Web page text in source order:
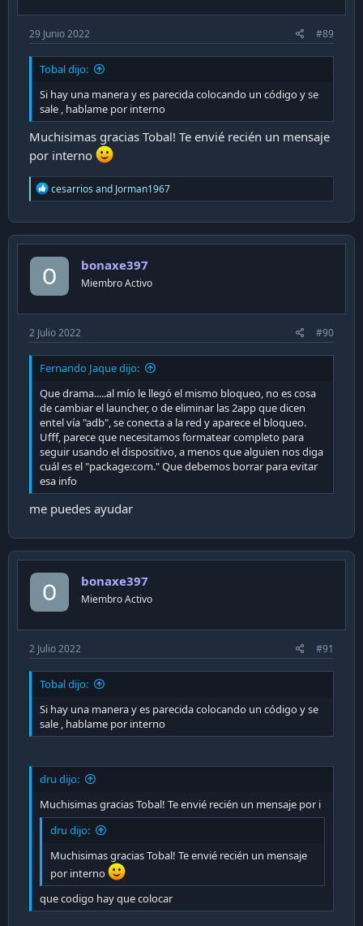
29 Junio 2022 #89
Tobal dijo:
Si hay una manera y es parecida colocando un código y se
sale , hablame por interno
Muchisimas gracias Tobal! Te envié recién un mensaje
por interno
R
e
c
t
o
n
cesarrios and Jorman1967
bonaxe397
Miembro Activo
2 Julio 2022 #90
Fernando Jaque dijo:
Que drama.....al mío le llegó el mismo bloqueo, no es cosa
de cambiar el launcher, o de eliminar las 2app que dicen
entel vía "adb", se conecta a la red y aparece el bloqueo.
Ufff, parece que necesitamos formatear completo para
seguir usando el dispositivo, a menos que alguien nos diga
cuál es el "package:com." Que debemos borrar para evitar
esa info
me puedes ayudar
bonaxe397
Miembro Activo
2 Julio 2022 #91
Tobal dijo:
Si hay una manera y es parecida colocando un código y se
sale , hablame por interno
dru dijo:
Muchisimas gracias Tobal! Te envié recién un mensaje por i
dru dijo:
Muchisimas gracias Tobal! Te envié recién un mensaje
por interno
que codigo hay que colocar